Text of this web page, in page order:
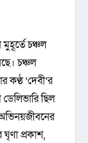
চঞ্চল
চঞ্চল
কণ্ঠ ‘দেবী’র
ছিল
প্রকাশ,